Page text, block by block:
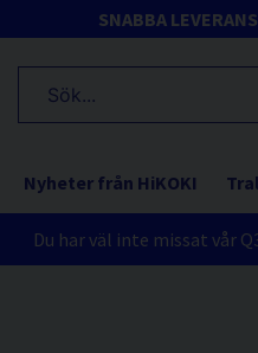
SNABBA
Nyheter från HiKOKI
Du har väl inte missat vår